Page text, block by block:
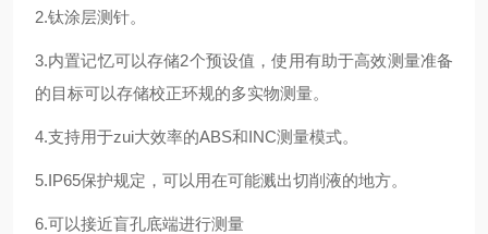
2.钛涂层测针。
3.内置记忆可以存储2个预设值，使用有助于高效测量准备
的目标可以存储校正环规的多实物测量。
4.支持用于zui大效率的ABS和INC测量模式。
5.IP65保护规定，可以用在可能溅出切削液的地方。
6.可以接近盲孔底端进行测量